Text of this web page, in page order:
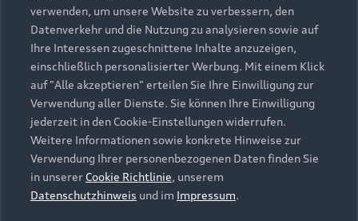
Modelle vergleichen
Elektromodelle
Plug-in-Hybride
Neuwagensuche
Gebrauchtwagensuche
Gebrauchtwagen
Finanzierung
Aktionen & Angebote
Geschäftskunden
Service & Zubehör
Saisonale Angebote
Audi Services
Garantie
Audi digital services
myAudi
Support
Kundenservice
Händlersuche
Audi Code
Über Audi
Unternehmen
Karriere
verwenden, um unsere Website zu verbessern, den
Datenverkehr und die Nutzung zu analysieren sowie auf
Ihre Interessen zugeschnittene Inhalte anzuzeigen,
einschließlich personalisierter Werbung. Mit einem Klick
auf "Alle akzeptieren" erteilen Sie Ihre Einwilligung zur
Verwendung aller Dienste. Sie können Ihre Einwilligung
jederzeit in den Cookie-Einstellungen widerrufen.
Weitere Informationen sowie konkrete Hinweise zur
Verwendung Ihrer personenbezogenen Daten finden Sie
in unserer Cookie Richtlinie, unserem
Datenschutzhinweis und im Impressum.